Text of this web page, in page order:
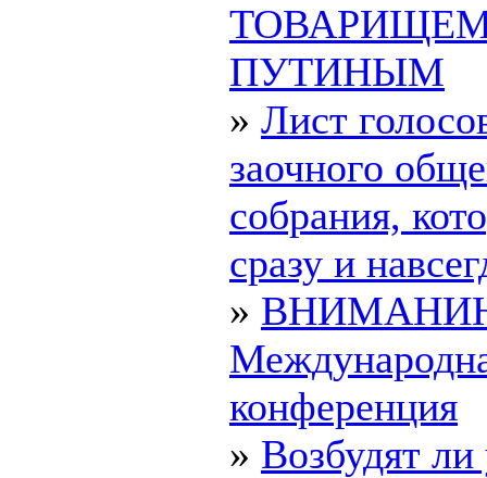
ПУТИНЫМ
» Лист
заочного
собрания,
сразу и
»
конференция
» Возбудят ли